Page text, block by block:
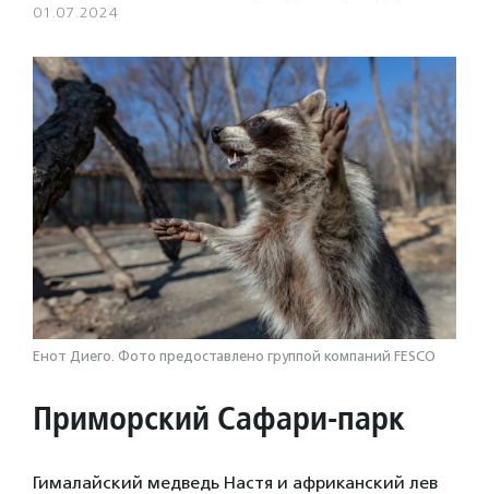
01.07.2024
Енот Диего. Фото предоставлено группой компаний FESCO
Приморский Сафари-парк
Гималайский медведь Настя и африканский лев